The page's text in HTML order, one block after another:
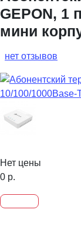
GEPON, 1
мини
нет отзывов
Нет цены
0 р.